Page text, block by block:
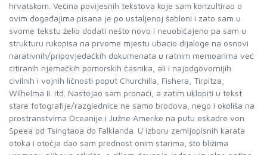
hrvatskom. Većina povijesnih tekstova koje sam konzultirao o
ovim događajima pisana je po ustaljenoj šabloni i zato sam u
svome tekstu želio dodati nešto novo i neuobičajeno pa sam u
strukturu rukopisa na prvome mjestu ubacio dijaloge na osnovi
narativnih/pripovjedačkih dokumenata u ratnim memoarima već
citiranih njemačkih pomorskih časnika, ali i najodgovornijih
civilnih i vojnih ličnosti poput Churchilla, Fishera, Tirpitza,
Wilhelma II. itd. Nastojao sam pronaći, a zatim uklopiti u tekst
stare fotografije/razglednice ne samo brodova, nego i okoliša na
prostranstvima Oceanije i Južne Amerike na putu eskadre von
Speea od Tsingtaoa do Falklanda. U izboru zemljopisnih karata
otoka i otočja dao sam prednost onim starima, što bližima